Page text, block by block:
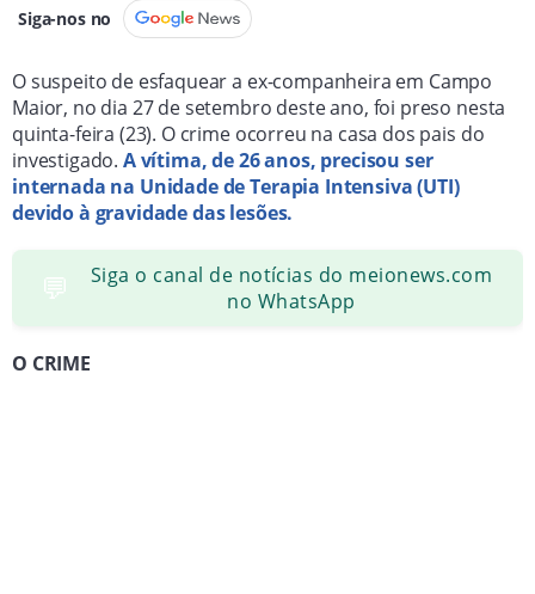
Siga-nos no
O suspeito de esfaquear a ex-companheira em Campo
Maior, no dia 27 de setembro deste ano, foi preso nesta
quinta-feira (23). O crime ocorreu na casa dos pais do
investigado. A vítima, de 26 anos, precisou ser
internada na Unidade de Terapia Intensiva (UTI)
devido à gravidade das lesões.
💬
Siga o canal de notícias do meionews.com
no WhatsApp
O CRIME